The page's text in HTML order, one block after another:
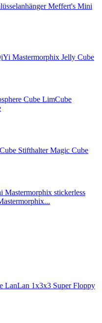
Meffert's Mini
Mastermorphix Jelly Cube
LimCube
Stifthalter Magic Cube
LanLan 1x3x3 Super Floppy